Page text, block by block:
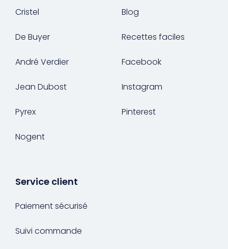
Cristel
De Buyer
André Verdier
Jean Dubost
Pyrex
Nogent
Blog
Recettes faciles
Facebook
Instagram
Pinterest
Service client
Paiement sécurisé
Suivi commande